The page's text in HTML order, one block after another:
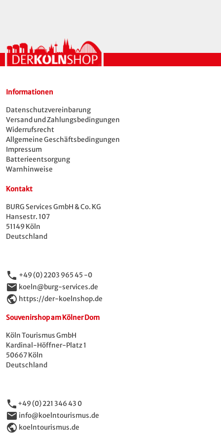
Produktdetails:
Material: 75 % Baumwolle, 23% Polyester,
2% Elastan
Pflegehinweis: Maschinenwäsche bei 30°C
Informationen
Datenschutzvereinbarung
Versand und Zahlungsbedingungen
Widerrufsrecht
Allgemeine Geschäftsbedingungen
Impressum
Batterieentsorgung
Warnhinweise
Kontakt
BURG Services GmbH & Co. KG
Hansestr. 107
51149 Köln
Deutschland
phone +49 (0) 2203 965 45 -0
email koeln@burg-services.de
public https://der-koelnshop.de
Souvenirshop am Kölner Dom
Köln Tourismus GmbH
Kardinal-Höffner-Platz 1
50667 Köln
Deutschland
phone +49 (0) 221 346 43 0
email info@koelntourismus.de
public koelntourismus.de